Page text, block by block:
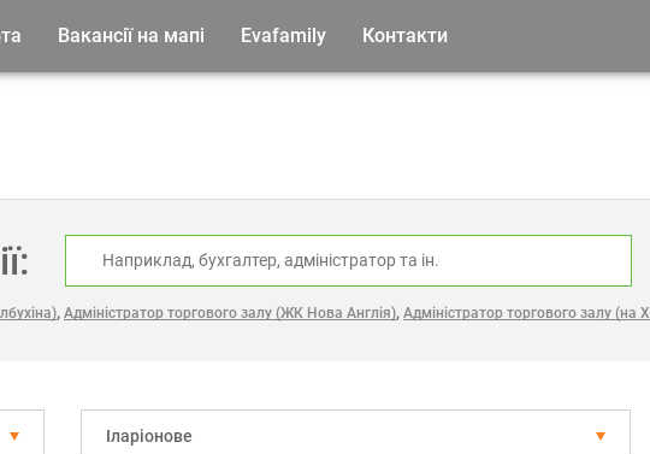
Вакансії на мапі Evafamily Контакти
, Адміністратор торгового залу (ЖК Нова Англія), Адміністратор торгового залу
Іларіонове